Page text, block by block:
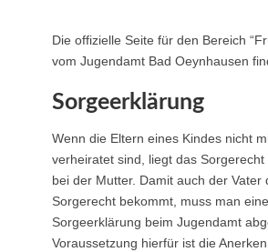
Die offizielle Seite für den Bereich
vom Jugendamt Bad Oeynhausen
Sorgeerklärung
Wenn die Eltern eines Kindes nicht
verheiratet sind, liegt das
bei der Mutter. Damit auch der Vater
Sorgerecht bekommt, muss man eine
Sorgeerklärung beim Jugendamt
Voraussetzung hierfür ist die